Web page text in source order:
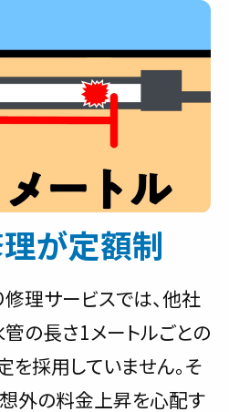
が定額制
理サービスでは、他社
管の長さ1メートルごとの
を採用していません。そ
外の料金上昇を心配す